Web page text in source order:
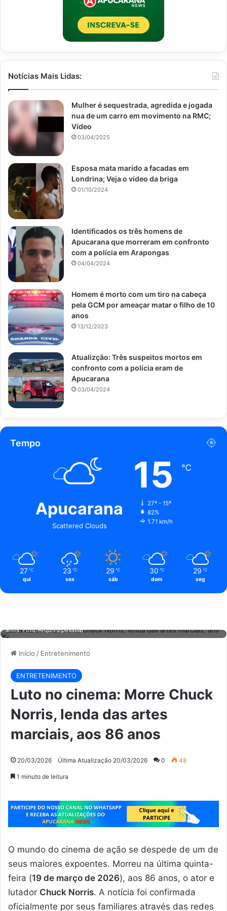
anos. Foto: Arquivo pessoal
Início / Entretenimento
ENTRETENIMENTO
Luto no cinema: Morre Chuck
Norris, lenda das artes
marciais, aos 86 anos
20/03/2026 Última Atualização 20/03/2026 0 48
1 minuto de leitura
O mundo do cinema de ação se despede de um de
seus maiores expoentes. Morreu na última quinta-
feira (19 de março de 2026), aos 86 anos, o ator e
lutador Chuck Norris. A notícia foi confirmada
oficialmente por seus familiares através das redes
Notícias Mais Lidas:
Mulher é sequestrada, agredida e jogada
nua de um carro em movimento na RMC;
Vídeo
03/04/2025
Esposa mata marido a facadas em
Londrina; Veja o vídeo da briga
01/10/2024
Identificados os três homens de
Apucarana que morreram em confronto
com a polícia em Arapongas
04/04/2024
Homem é morto com um tiro na cabeça
pela GCM por ameaçar matar o filho de 10
anos
13/12/2023
Atualizção: Três suspeitos mortos em
confronto com a polícia eram de
Apucarana
03/04/2024
Tempo
Apucarana
Scattered Clouds
15 ℃
27º - 15º
82%
1.71 km/h
27 ℃
qui
23 ℃
sex
29 ℃
sáb
30 ℃
dom
29 ℃
seg